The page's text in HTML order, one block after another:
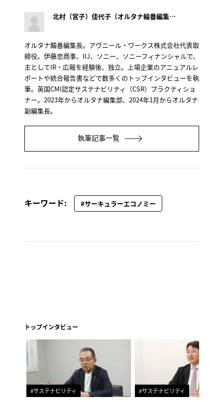
北村（宮子）佳代子（オルタナ輪番編集長）
オルタナ輪番編集長。アヴニール・ワークス株式会社代表取
締役。伊藤忠商事、IIJ、ソニー、ソニーフィナンシャルで、
主としてIR・広報を経験後、独立。上場企業のアニュアルレ
ポートや統合報告書などで数多くのトップインタビューを執
筆。英国CMI認定サステナビリティ（CSR）プラクティショ
ナー。2023年からオルタナ編集部、2024年1月からオルタナ
副編集長。
執筆記事一覧
キーワード: #サーキュラーエコノミー
トップインタビュー
#サステナビリティ #サステナビリティ